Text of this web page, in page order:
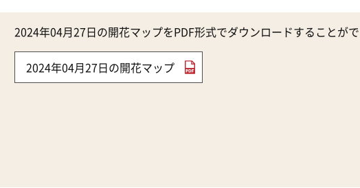
2024年04月27日の開花マップをPDF形式でダウンロードすることがで
2024年04月27日の開花マップ